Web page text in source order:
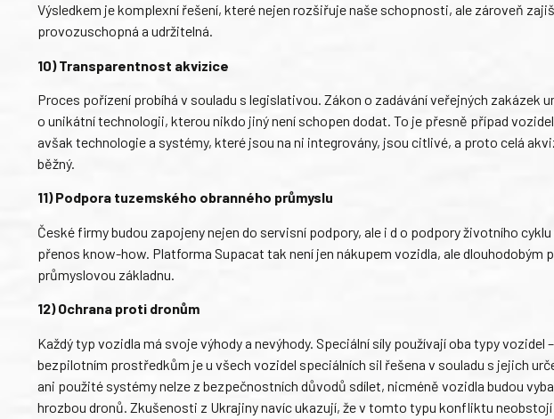
Výsledkem je komplexní řešení, které nejen rozšiřuje naše schopnosti, ale zároveň
provozuschopná a udržitelná.
10) Transparentnost akvizice
Proces pořízení probíhá v souladu s legislativou. Zákon o zadávání veřejných zakázek
o unikátní technologii, kterou nikdo jiný není schopen dodat. To je přesně případ
avšak technologie a systémy, které jsou na ni integrovány, jsou citlivé, a proto celá
běžný.
11) Podpora tuzemského obranného průmyslu
České firmy budou zapojeny nejen do servisní podpory, ale i d o podpory životního
přenos know-how. Platforma Supacat tak není jen nákupem vozidla, ale
průmyslovou základnu.
12) Ochrana proti dronům
Každý typ vozidla má svoje výhody a nevýhody. Speciální síly používají oba typy
bezpilotním prostředkům je u všech vozidel speciálních sil řešena v souladu s jejich
ani použité systémy nelze z bezpečnostních důvodů sdílet, nicméně vozidla budou
hrozbou dronů. Zkušenosti z Ukrajiny navíc ukazují, že v tomto typu konfliktu